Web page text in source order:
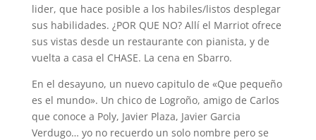
lider, que hace posible a los habiles/listos desplegar
sus habilidades. ¿POR QUE NO? Allí el Marriot ofrece
sus vistas desde un restaurante con pianista, y de
vuelta a casa el CHASE. La cena en Sbarro.
En el desayuno, un nuevo capitulo de «Que pequeño
es el mundo». Un chico de Logroño, amigo de Carlos
que conoce a Poly, Javier Plaza, Javier Garcia
Verdugo… yo no recuerdo un solo nombre pero se